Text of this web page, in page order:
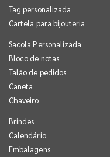
Tag personalizada
Cartela para bijouteria
Sacola Personalizada
Bloco de notas
Talão de pedidos
Caneta
Chaveiro
Brindes
Calendário
Embalagens